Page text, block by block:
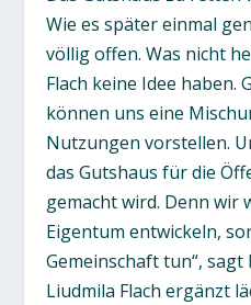
Wie es später einmal
völlig offen. Was nicht
Flach keine Idee haben.
können uns eine
Nutzungen vorstellen.
das Gutshaus für die
gemacht wird. Denn wir
Eigentum entwickeln,
Gemeinschaft tun“, sagt
Liudmila Flach ergänzt